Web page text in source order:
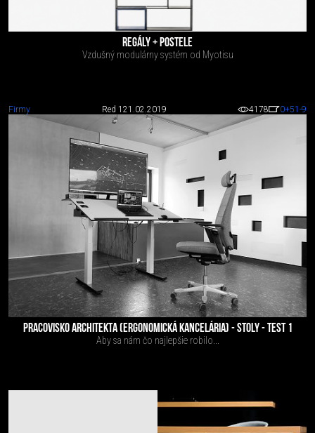
REGÁLY + POSTELE
Vzdušný modulárny systém od Myotisu
Firmy Red 1 21.02.2019 4178 0+51 -9
PRACOVISKO ARCHITEKTA (ERGONOMICKÁ KANCELÁRIA) - STOLY - TEST 1
Aby sa nám čo najlepšie robilo...